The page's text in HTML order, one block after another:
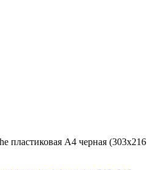
пластиковая А4 черная (303x216